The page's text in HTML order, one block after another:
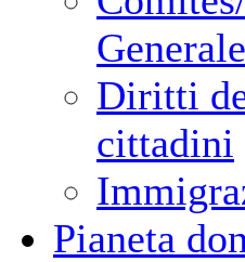
Generale
Diritti
cittadini
Pianeta